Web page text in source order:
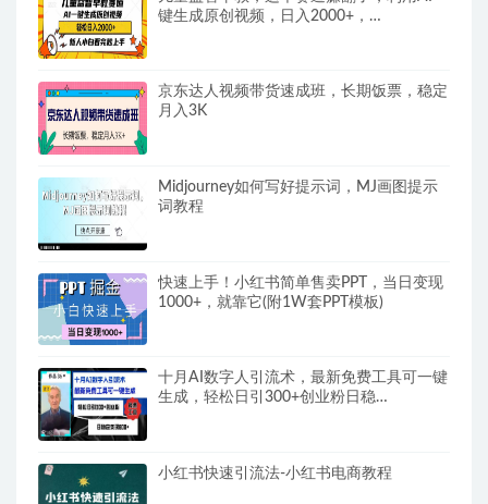
键生成原创视频，日入2000+，…
京东达人视频带货速成班，长期饭票，稳定
月入3K
Midjourney如何写好提示词，MJ画图提示
词教程
快速上手！小红书简单售卖PPT，当日变现
1000+，就靠它(附1W套PPT模板)
十月AI数字人引流术，最新免费工具可一键
生成，轻松日引300+创业粉日稳…
小红书快速引流法-小红书电商教程